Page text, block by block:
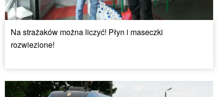
Na strażaków można liczyć! Płyn i maseczki
rozwiezione!